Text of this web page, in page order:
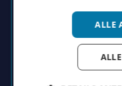
+31 (0)162 431
ALLE